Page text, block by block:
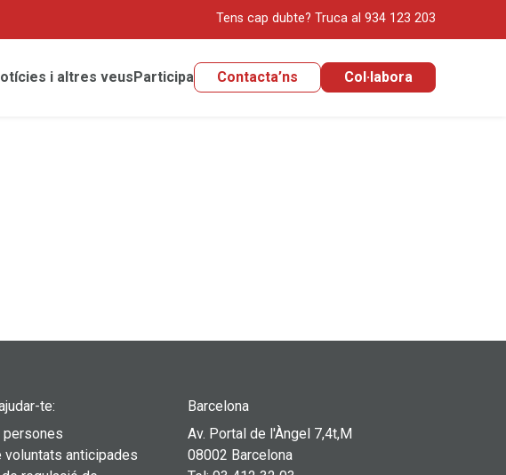
Tens cap dubte? Truca al 934 123 203
i altres veus Participa Contacta’ns Col·labora
te:
persones
voluntats anticipades
Barcelona
Av. Portal de l'Àngel 7,4t,M
08002 Barcelona